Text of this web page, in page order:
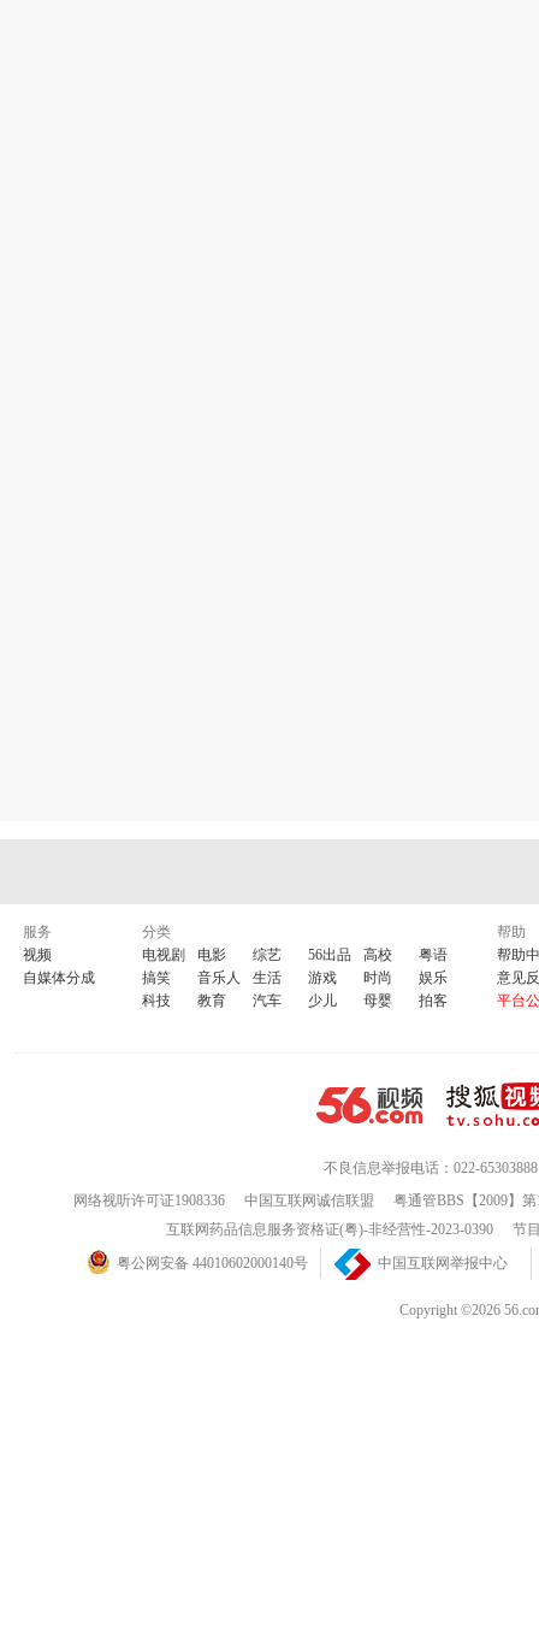
服务
视频
自媒体分成
分类
电视剧
电影 综艺 56出品 高校
粤语
搞笑
音乐人 生活 游戏 时尚
娱乐
科技
教育 汽车 少儿 母婴 拍客
帮助
帮助
意见
平台
不良信息举报电话：022-65303888
网络视听许可证1908336
中国互联网诚信联盟
粤通管BBS【2009】
互联网药品信息服务资格证(粤)-非经营性-2023-0390
节
粤公网安备 44010602000140号
中国互联网举报中心
Copyright ©2026